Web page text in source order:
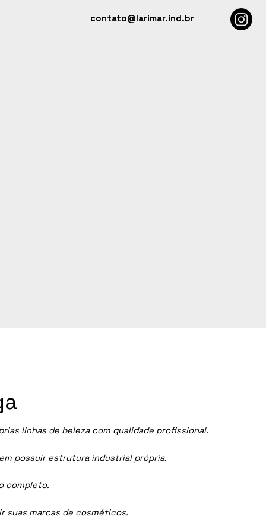
contato@larimar.ind.br
linhas de beleza com qualidade profissional.
possuir estrutura industrial própria.
completo.
suas marcas de cosméticos.